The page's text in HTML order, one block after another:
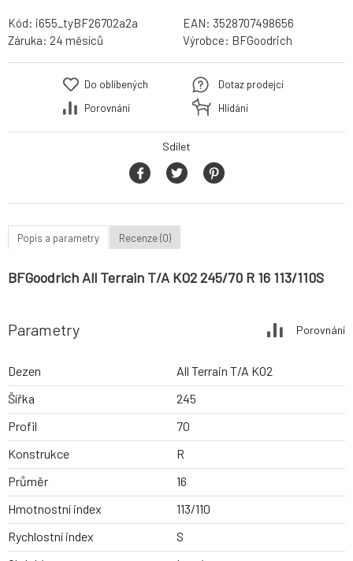
Kód: i655_tyBF26702a2a EAN: 3528707498656
Záruka: 24 měsíců Výrobce: BFGoodrich
Do oblíbených
Porovnání
Dotaz prodejci
Hlídání
Sdílet
Popis a parametry Recenze (0)
BFGoodrich All Terrain T/A KO2 245/70 R 16 113/110S
Parametry Porovnání
Dezen
All Terrain T/A KO2
Šířka
245
Profil
70
Konstrukce
R
Průměr
16
Hmotnostní index
113/110
Rychlostní index
S